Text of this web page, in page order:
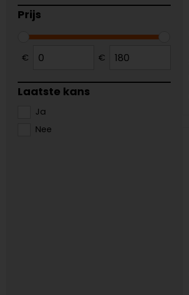
Prijs
€ €
Laatste kans
Ja
Nee